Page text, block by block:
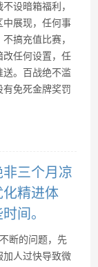
设暗箱福利，
中展现，任何事
搞充值比赛，
改任何设置，任
送。百战绝不滥
免死金牌奖罚
非三个月凉
精进体
间。
断的问题，先
加人过快导致微